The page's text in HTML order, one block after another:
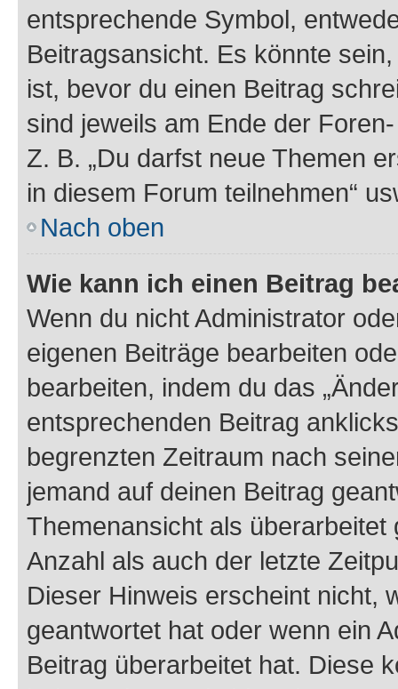
entsprechende Symbol,
Beitragsansicht. Es könnte
ist, bevor du einen Beitrag
sind jeweils am Ende der
Z. B. „Du darfst neue Themen
in diesem Forum teilnehmen“
Nach oben
Wie kann ich einen Beitrag
Wenn du nicht Administrator
eigenen Beiträge bearbeiten
bearbeiten, indem du das
entsprechenden Beitrag
begrenzten Zeitraum nach
jemand auf deinen Beitrag
Themenansicht als
Anzahl als auch der letzte
Dieser Hinweis erscheint nicht,
geantwortet hat oder wenn ein
Beitrag überarbeitet hat. Diese